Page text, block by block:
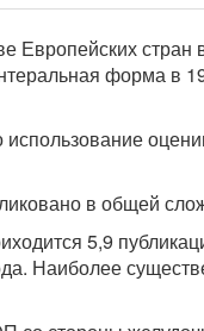
Европейских
форма в
в общей
5,9
Наиболее